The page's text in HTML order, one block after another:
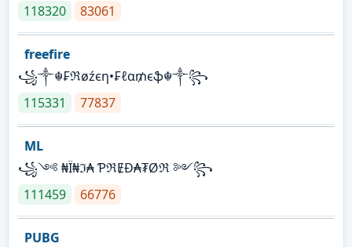
118320
83061
freefire
꧁༒☬₣ℜøźєη•₣ℓα₥єֆ☬༒꧂
115331
77837
ML
꧁༺ ₦Ї₦ℑ₳ ƤℜɆĐ₳₮Øℜ ༻꧂
111459
66776
PUBG